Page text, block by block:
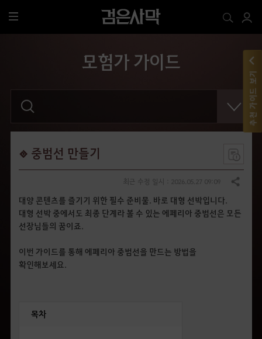
전
모험가 가이드
를
입
중범선 만들기
공유하기
대양 콘텐츠를 즐기기 위한 필수 준비물. 바로 대형 선박입니다.
대형 선박 중에서도 최종 단계라 볼 수 있는 에페리아 중범선은 모든
선장님들의 꿈이죠.
이번 가이드를 통해 에페리아 중범선을 만드는 방법을
확인해보세요.
목차
추천 가이드 보기